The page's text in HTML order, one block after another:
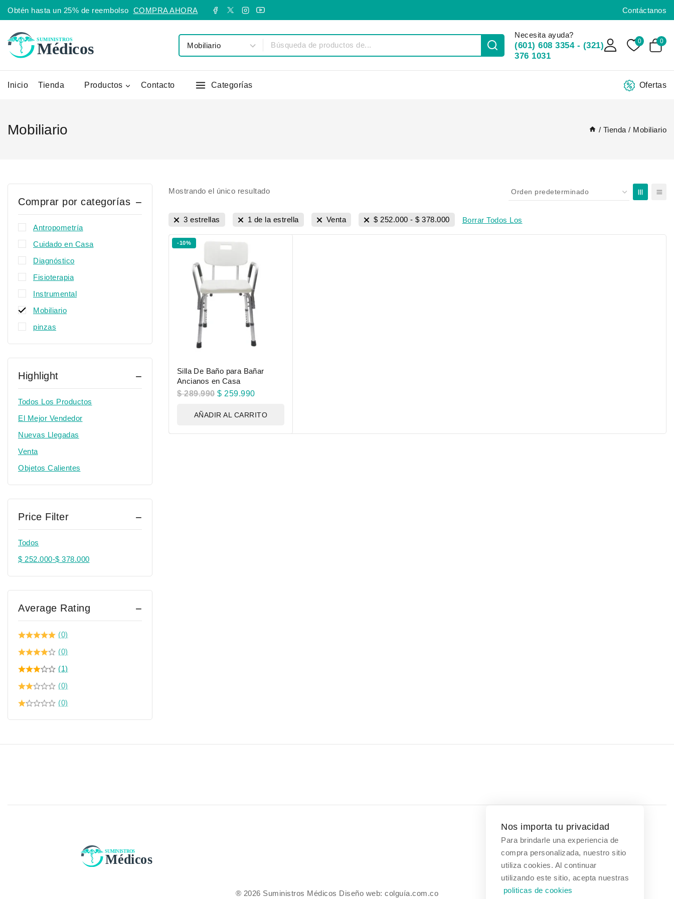
Obtén hasta un 25% de reembolso COMPRA AHORA Contáctanos
Necesita ayuda?
(601) 608 3354 - (321)
376 1031
0 0
Inicio Tienda Productos Contacto Categorías Ofertas
/ Tienda / Mobiliario
Mobiliario
Mostrando el único resultado
3 estrellas 1 de la estrella Venta $ 252.000 -$ 378.000 Borrar Todos Los
-10%
Silla De Baño para Bañar
Ancianos en Casa
$289.990 $ 259.990
AÑADIR AL CARRITO
Comprar por categorías
Antropometría
Cuidado en Casa
Diagnóstico
Fisioterapia
Instrumental
Mobiliario
pinzas
Highlight
Todos Los Productos
El Mejor Vendedor
Nuevas Llegadas
Venta
Objetos Calientes
Price Filter
Todos
$ 252.000-$ 378.000
Average Rating
(0)
(0)
(1)
(0)
(0)
® 2026 Suministros Médicos Diseño web:colguía.com.co
Contáctanos
(601) 608 3354
Nos importa tu privacidad
Para brindarle una experiencia de
compra personalizada, nuestro sitio
utiliza cookies. Al continuar
utilizando este sitio, acepta nuestras
politicas de cookies